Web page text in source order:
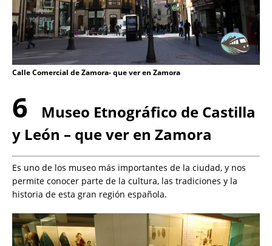
Calle Comercial de Zamora- que ver en Zamora
6
Museo Etnográfico de Castilla
y León – que ver en Zamora
Es uno de los museo más importantes de la ciudad, y nos
permite conocer parte de la cultura, las tradiciones y la
historia de esta gran región española.